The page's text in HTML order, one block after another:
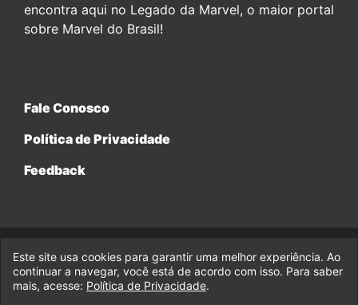
encontra aqui no Legado da Marvel, o maior portal
sobre Marvel do Brasil!
Fale Conosco
Política de Privacidade
Feedback
© 2017-2026 Legado da Marvel, uma empresa da Legado
Enterprises.
Este site usa cookies para garantir uma melhor experiência. Ao
continuar a navegar, você está de acordo com isso. Para saber
mais, acesse: Política de Privacidade.